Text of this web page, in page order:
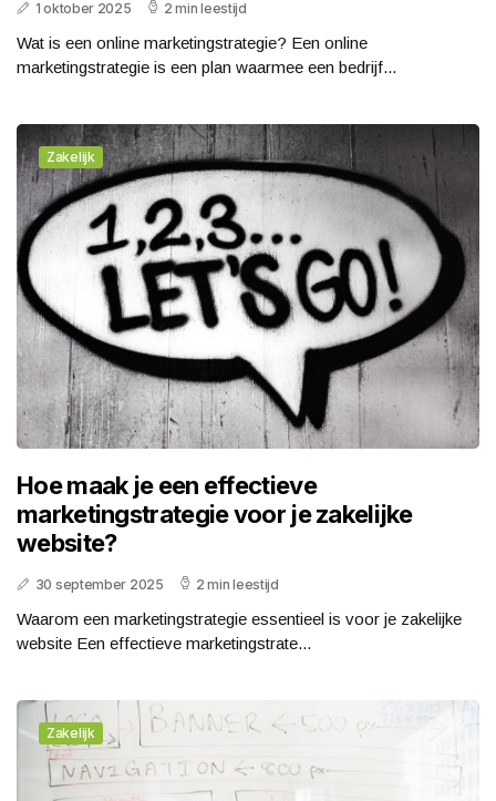
1 oktober 2025 2 min leestijd
Wat is een online marketingstrategie? Een online
marketingstrategie is een plan waarmee een bedrijf...
Zakelijk
Hoe maak je een effectieve
marketingstrategie voor je zakelijke
website?
30 september 2025 2 min leestijd
Waarom een marketingstrategie essentieel is voor je zakelijke
website Een effectieve marketingstrate...
Zakelijk